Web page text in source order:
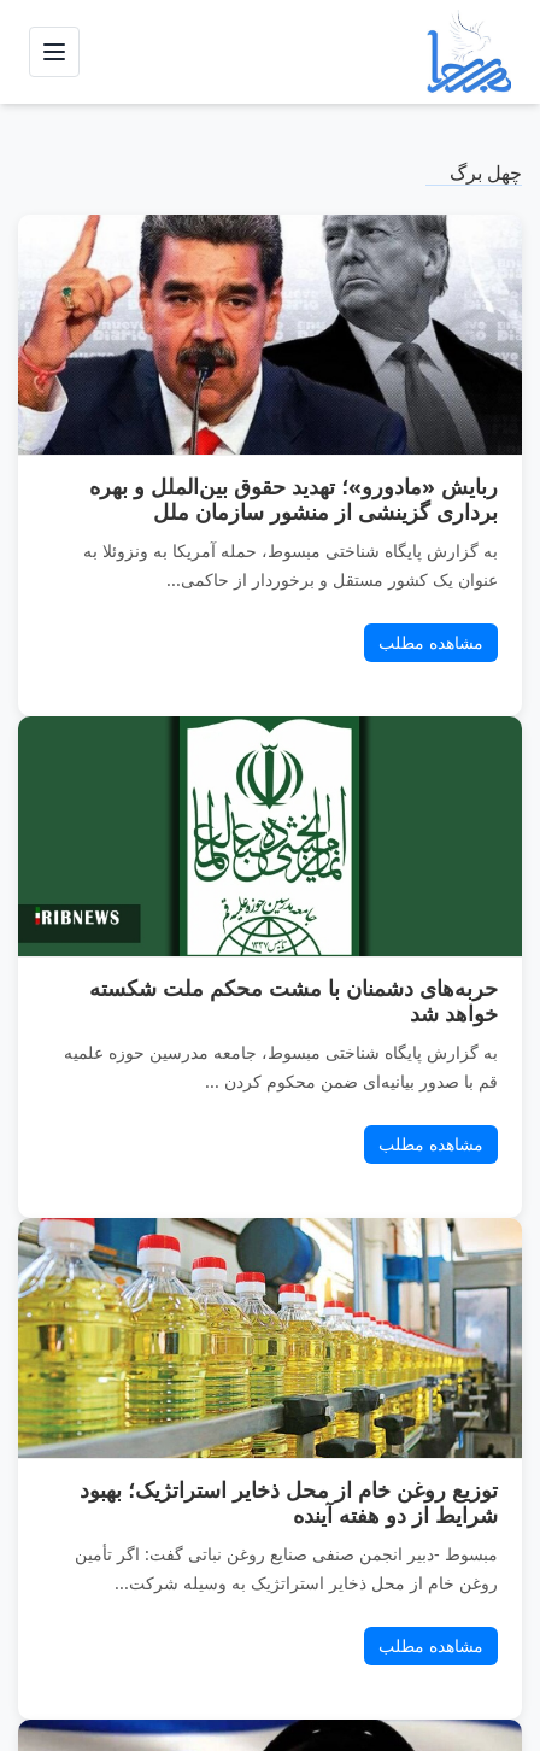
منو
چهل برگ
ربایش «مادورو»؛ تهدید حقوق بین‌الملل و بهره
برداری گزینشی از منشور سازمان ملل
به گزارش پایگاه شناختی مبسوط، حمله آمریکا به ونزوئلا به
عنوان یک کشور مستقل و برخوردار از حاکمی...
مشاهده مطلب
حربه‌های دشمنان با مشت محکم ملت شکسته
خواهد شد
به گزارش پایگاه شناختی مبسوط، جامعه مدرسین حوزه علمیه
قم با صدور بیانیه‌ای ضمن محکوم کردن ...
مشاهده مطلب
توزیع روغن خام از محل ذخایر استراتژیک؛ بهبود
شرایط از دو هفته آینده
مبسوط -دبیر انجمن صنفی صنایع روغن نباتی گفت: اگر تأمین
روغن خام از محل ذخایر استراتژیک به وسیله شرکت...
مشاهده مطلب